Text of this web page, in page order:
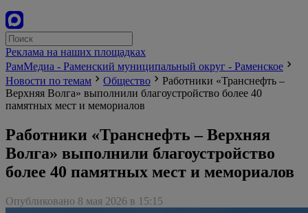
Реклама на наших площадках
РамМедиа - Раменский муниципальный округ - Раменское
Новости по темам
Общество
Работники «Транснефть –
Верхняя Волга» выполнили благоустройство более 40
памятных мест и мемориалов
Работники «Транснефть – Верхняя
Волга» выполнили благоустройство
более 40 памятных мест и мемориалов
Опубликовано 8 мая 2026 в 15:15